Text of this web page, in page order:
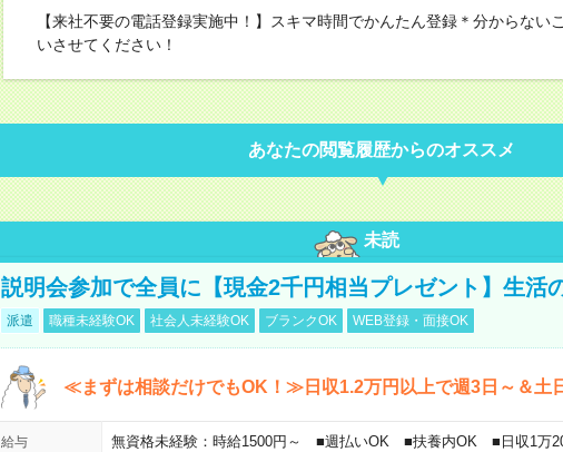
【来社不要の電話登録実施中！】スキマ時間でかんたん登録＊分からない
いさせてください！
あなたの閲覧履歴からのオススメ
未読
説明会参加で全員に【現金2千円相当プレゼント】生活
派遣 職種未経験OK 社会人未経験OK ブランクOK WEB登録・面接OK
≪まずは相談だけでもOK！≫日収1.2万円以上で週3日～＆土
給与 無資格未経験：時給1500円～ ■週払いOK ■扶養内OK ■日収1万